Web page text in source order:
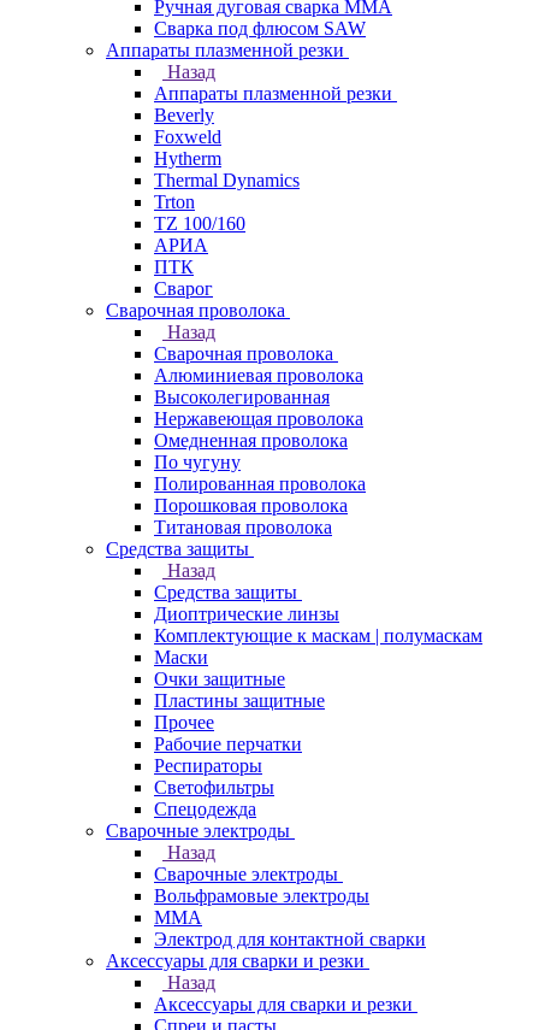
Ручная дуговая сварка MMA
Сварка под флюсом SAW
Аппараты плазменной резки
Назад
Аппараты плазменной резки
Beverly
Foxweld
Hytherm
Thermal Dynamics
Trton
TZ 100/160
АРИА
ПТК
Сварог
Сварочная проволока
Назад
Сварочная проволока
Алюминиевая проволока
Высоколегированная
Нержавеющая проволока
Омедненная проволока
По чугуну
Полированная проволока
Порошковая проволока
Титановая проволока
Средства защиты
Назад
Средства защиты
Диоптрические линзы
Комплектующие к маскам | полумаскам
Маски
Очки защитные
Пластины защитные
Прочее
Рабочие перчатки
Респираторы
Светофильтры
Спецодежда
Сварочные электроды
Назад
Сварочные электроды
Вольфрамовые электроды
ММА
Электрод для контактной сварки
Аксессуары для сварки и резки
Назад
Аксессуары для сварки и резки
Спреи и пасты